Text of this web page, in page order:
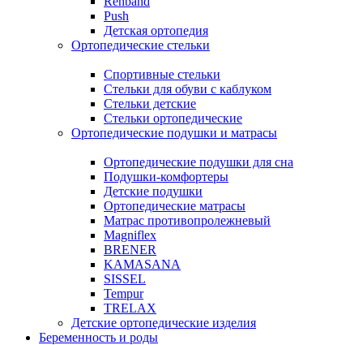
Push
Детская ортопедия
Ортопедические стельки
Спортивные стельки
Стельки для обуви с каблуком
Стельки детские
Стельки ортопедические
Ортопедические подушки и матрасы
Ортопедические подушки для сна
Подушки-комфортеры
Детские подушки
Ортопедические матрасы
Матрас противопролежневый
Magniflex
BRENER
KAMASANA
SISSEL
Tempur
TRELAX
Детские ортопедические изделия
Беременность и роды